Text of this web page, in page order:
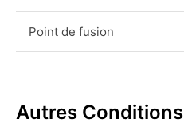
Point de fusion
Autres Conditions